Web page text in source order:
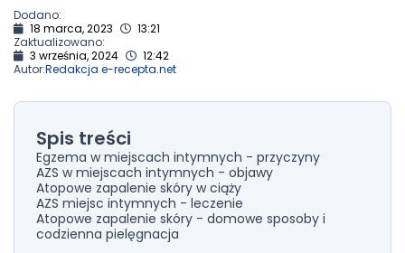
Dodano:
18 marca, 2023
13:21
Zaktualizowano:
3 września, 2024
12:42
Autor:Redakcja e-recepta.net
Spis treści
Egzema w miejscach intymnych - przyczyny
AZS w miejscach intymnych - objawy
Atopowe zapalenie skóry w ciąży
AZS miejsc intymnych - leczenie
Atopowe zapalenie skóry - domowe sposoby i
codzienna pielęgnacja